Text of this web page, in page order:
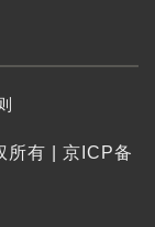
有 | 京ICP备